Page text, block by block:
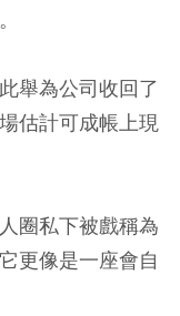
舉為公司收回了
估計可成帳上現
圈私下被戲稱為
更像是一座會自